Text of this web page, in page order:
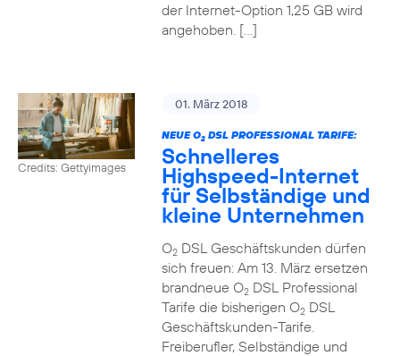
der Internet-Option 1,25 GB wird
angehoben. […]
Credits: Gettyimages
01. März 2018
NEUE O2DSL PROFESSIONAL TARIFE:
Schnelleres
Highspeed-Internet
für Selbständige und
kleine Unternehmen
O2DSL Geschäftskunden dürfen
sich freuen: Am 13. März ersetzen
brandneue O2DSL Professional
Tarife die bisherigen O2DSL
Geschäftskunden-Tarife.
Freiberufler, Selbständige und